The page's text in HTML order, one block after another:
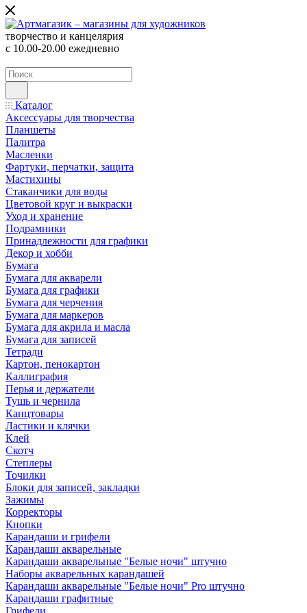
творчество и канцелярия
с 10.00-20.00 ежедневно
Каталог
Аксессуары для творчества
Планшеты
Палитра
Масленки
Фартуки, перчатки, защита
Мастихины
Стаканчики для воды
Цветовой круг и выкраски
Уход и хранение
Подрамники
Принадлежности для графики
Декор и хобби
Бумага
Бумага для акварели
Бумага для графики
Бумага для черчения
Бумага для маркеров
Бумага для акрила и масла
Бумага для записей
Тетради
Картон, пенокартон
Каллиграфия
Перья и держатели
Тушь и чернила
Канцтовары
Ластики и клячки
Клей
Скотч
Степлеры
Точилки
Блоки для записей, закладки
Зажимы
Корректоры
Кнопки
Карандаши и грифели
Карандаши акварельные
Карандаши акварельные "Белые ночи" штучно
Наборы акварельных карандашей
Карандаши акварельные "Белые ночи" Pro штучно
Карандаши графитные
Грифели